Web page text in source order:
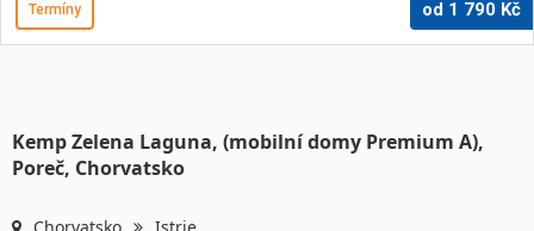
Termíny od 1 790 Kč
Kemp Zelena Laguna, (mobilní domy Premium A),
Poreč, Chorvatsko